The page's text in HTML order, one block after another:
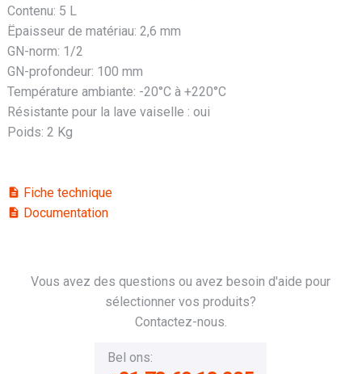
Contenu: 5 L
Ëpaisseur de matériau: 2,6 mm
GN-norm: 1/2
GN-profondeur: 100 mm
Température ambiante: -20°C à +220°C
Résistante pour la lave vaiselle : oui
Poids: 2 Kg
description Fiche technique
description Documentation
Vous avez des questions ou avez besoin d'aide pour
sélectionner vos produits?
Contactez-nous.
Bel ons: